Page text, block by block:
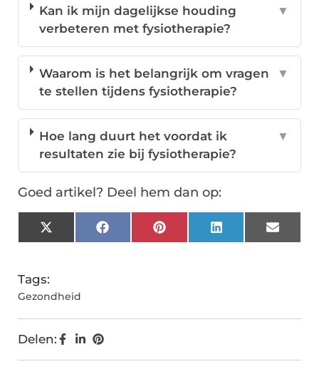
Kan ik mijn dagelijkse houding
verbeteren met fysiotherapie?
▼
Waarom is het belangrijk om vragen
te stellen tijdens fysiotherapie?
▼
Hoe lang duurt het voordat ik
resultaten zie bij fysiotherapie?
▼
Goed artikel? Deel hem dan op:
X
(Twitter)
FacebookPinterestLinkedInEmail
Tags:
Gezondheid
Delen: